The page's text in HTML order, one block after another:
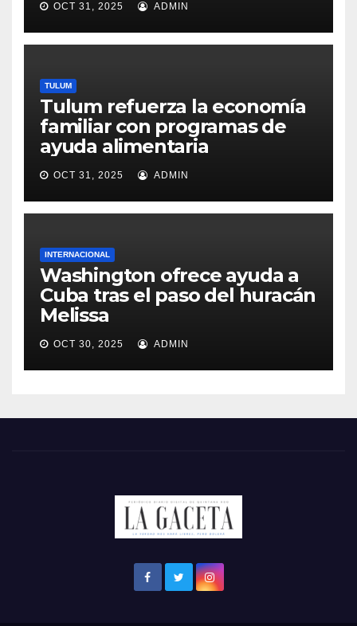
OCT 31, 2025 ADMIN
TULUM
Tulum refuerza la economía
familiar con programas de
ayuda alimentaria
OCT 31, 2025 ADMIN
INTERNACIONAL
Washington ofrece ayuda a
Cuba tras el paso del huracán
Melissa
OCT 30, 2025 ADMIN